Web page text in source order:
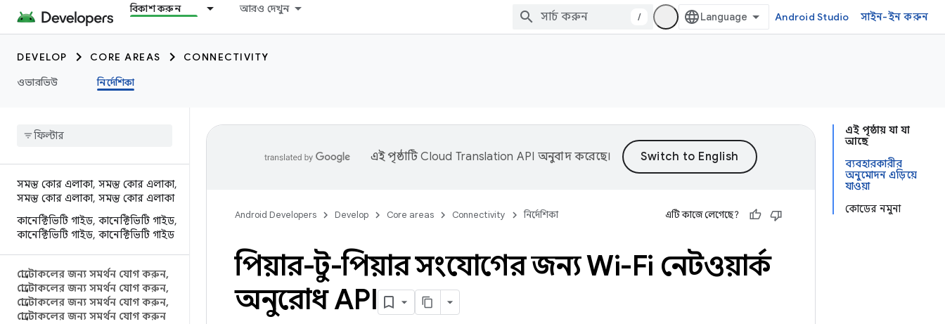
বিকাশ করুন আরও দেখুন
/ Android Studio সাইন-ইন করুন
DEVELOP CORE AREAS
CONNECTIVITY
ওভারভিউ
নির্দেশিকা
সমস্ত কোর এলাকা, সমস্ত কোর এলাকা,
সমস্ত কোর এলাকা, সমস্ত কোর এলাকা
কানেক্টিভিটি গাইড, কানেক্টিভিটি গাইড,
কানেক্টিভিটি গাইড, কানেক্টিভিটি গাইড
প্রোটোকলের জন্য সমর্থন যোগ করুন,
প্রোটোকলের জন্য সমর্থন যোগ করুন,
প্রোটোকলের জন্য সমর্থন যোগ করুন,
প্রোটোকলের জন্য সমর্থন যোগ করুন
এই পৃষ্ঠায় যা যা
আছে
ব্যবহারকারীর
অনুমোদন এড়িয়ে
যাওয়া
কোডের নমুনা
এই পৃষ্ঠাটিCloud Translation API অনুবাদ করেছে।
Android Developers Develop Core areas Connectivity নির্দেশিকা এটি কাজে লেগেছে?
পিয়ার-টু-পিয়ার সংযোগের জন্য Wi-Fi নেটওয়ার্ক
অনুরোধ API